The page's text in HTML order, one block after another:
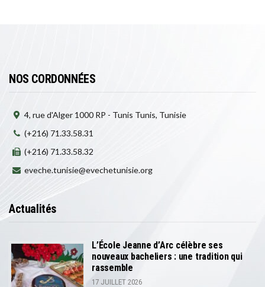
NOS CORDONNÉES
4, rue d'Alger 1000 RP - Tunis Tunis, Tunisie
(+216) 71.33.58.31
(+216) 71.33.58.32
eveche.tunisie@evechetunisie.org
Actualités
L’École Jeanne d’Arc célèbre ses
nouveaux bacheliers : une tradition qui
rassemble
17 JUILLET 2026